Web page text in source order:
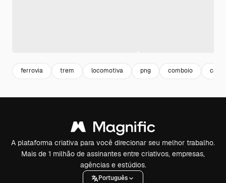
ferrovia trem locomotiva png comboio car
A plataforma criativa para você direcionar seu melhor trabalho.
Mais de 1 milhão de assinantes entre criativos, empresas,
agências e estúdios.
Português